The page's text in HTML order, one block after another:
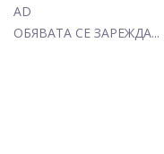
AD
ОБЯВАТА СЕ ЗАРЕЖДА...